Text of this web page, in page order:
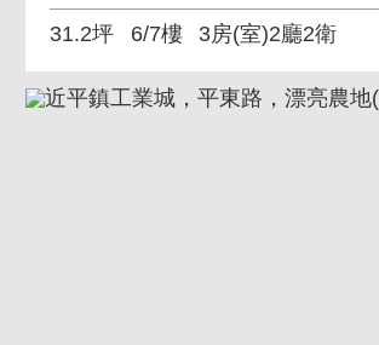
31.2坪 6/7樓 3房(室)2廳2衛